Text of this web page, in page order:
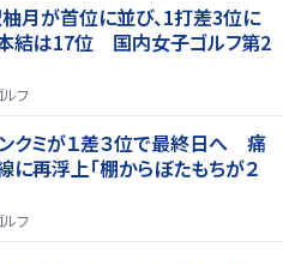
月が首位に並び、1打差3位に
結は17位 国内女子ゴルフ第2
ルフ
ンクミが１差３位で最終日へ 痛
に再浮上「棚からぼたもちが２
ルフ